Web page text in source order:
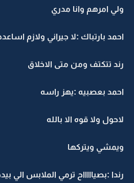
ولي امرهم وانا مدري
احمد بارتباك :لا جيراني ولازم
رند تتكتف ومن متى الاخلاق
احمد بعصبيه :يهز راسه
لاحول ولا قوه الا بالله
ويمشي ويتركها
رندا :بصياااااح ترمي الملابس الي